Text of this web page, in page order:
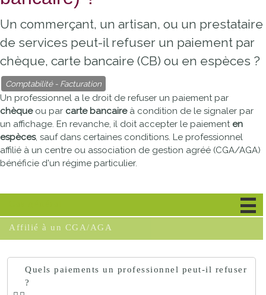
Un commerçant, un artisan, ou un prestataire
de services peut-il refuser un paiement par
chèque, carte bancaire (CB) ou en espèces ?
Comptabilité - Facturation
Un professionnel a le droit de refuser un paiement par
chèqueou par carte bancaireà condition de le signaler par
un affichage. En revanche, il doit accepter le paiement en
espèces, sauf dans certaines conditions. Le professionnel
affilié à un centre ou association de gestion agréé (CGA/AGA)
bénéficie d'un régime particulier.
Affilié à un CGA/AGA
Quels paiements un professionnel peut-il refuser
?